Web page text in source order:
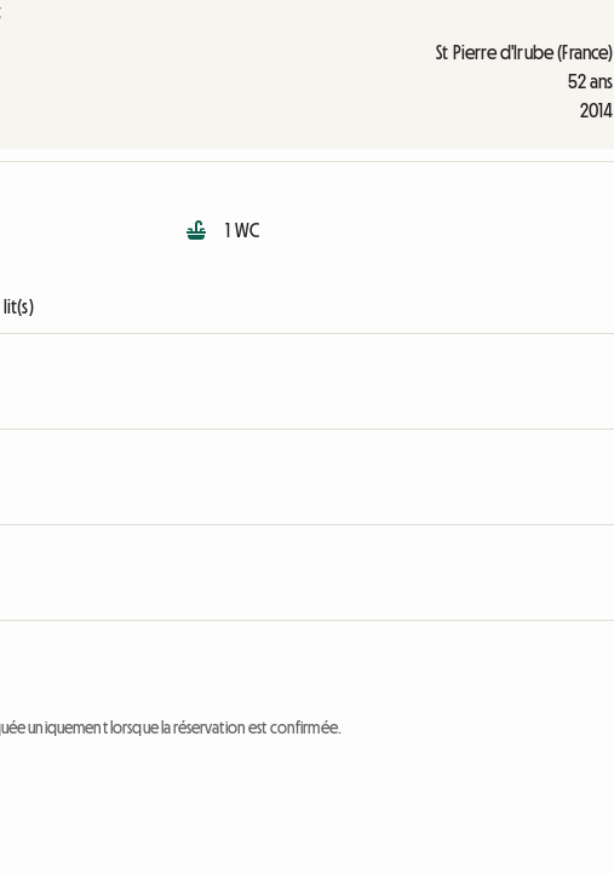
St Pierre d'Irube (France)
52 ans
2014
1 WC
lit(s)
uniquement lorsque la réservation est confirmée.